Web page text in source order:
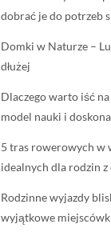
dobrać je do potrzeb
Domki w Naturze –
dłużej
Dlaczego warto iść
model nauki i
5 tras rowerowych w
idealnych dla rodzin z
Rodzinne wyjazdy
wyjątkowe